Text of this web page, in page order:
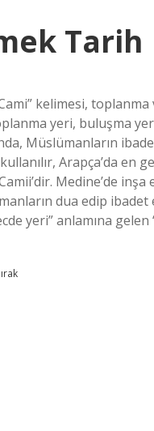
Tarih
kelimesi,
yeri, buluşma
Müslümanların
Arapça’da en
Medine’de
dua edip ibadet
yeri” anlamına